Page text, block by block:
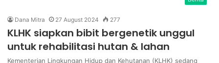
Dana Mitra 27 August 2024 277
KLHK siapkan bibit bergenetik unggul
untuk rehabilitasi hutan & lahan
Kementerian Lingkungan Hidup dan Kehutanan (KLHK) sedang